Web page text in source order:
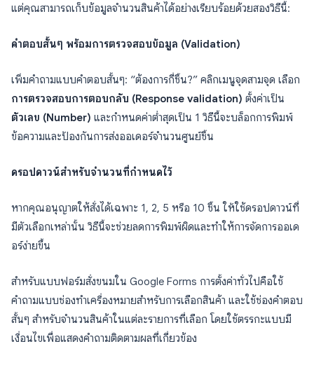
แต่คุณสามารถเก็บข้อมูลจำนวนสินค้าได้อย่างเรียบร้อยด้วยสองวิธีนี้:
คำตอบสั้นๆ พร้อมการตรวจสอบข้อมูล (Validation)
เพิ่มคำถามแบบคำตอบสั้นๆ: “ต้องการกี่ชิ้น?” คลิกเมนูจุดสามจุด เลือก
การตรวจสอบการตอบกลับ (Response validation) ตั้งค่าเป็น
ตัวเลข (Number) และกำหนดค่าต่ำสุดเป็น 1 วิธีนี้จะบล็อกการพิมพ์
ข้อความและป้องกันการส่งออเดอร์จำนวนศูนย์ชิ้น
ดรอปดาวน์สำหรับจำนวนที่กำหนดไว้
หากคุณอนุญาตให้สั่งได้เฉพาะ 1, 2, 5 หรือ 10 ชิ้น ให้ใช้ดรอปดาวน์ที่
มีตัวเลือกเหล่านั้น วิธีนี้จะช่วยลดการพิมพ์ผิดและทำให้การจัดการออเด
อร์ง่ายขึ้น
สำหรับแบบฟอร์มสั่งขนมใน Google Forms การตั้งค่าทั่วไปคือใช้
คำถามแบบช่องทำเครื่องหมายสำหรับการเลือกสินค้า และใช้ช่องคำตอบ
สั้นๆ สำหรับจำนวนสินค้าในแต่ละรายการที่เลือก โดยใช้ตรรกะแบบมี
เงื่อนไขเพื่อแสดงคำถามติดตามผลที่เกี่ยวข้อง